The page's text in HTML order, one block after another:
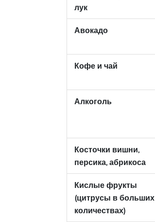
лук
Авокадо
Кофе и чай
Алкоголь
Косточки вишни,
персика, абрикоса
Кислые фрукты
(цитрусы в больших
количествах)